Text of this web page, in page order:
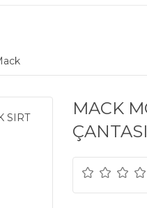
MACK